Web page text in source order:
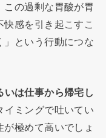
の過剰な胃酸が胃
感を引き起こすこ
」という行動につな
は仕事から帰宅し
イミングで吐いてい
極めて高いでしょ